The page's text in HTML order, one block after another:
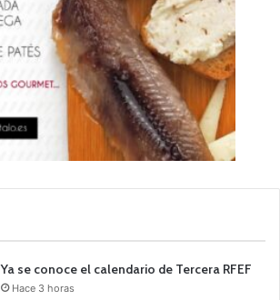
Ya se conoce el calendario de Tercera RFEF
Hace 3 horas